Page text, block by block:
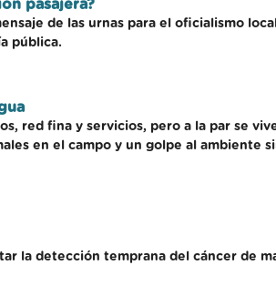
pasajera?
de las urnas para el oficialismo
pública.
red fina y servicios, pero a la par se
en el campo y un golpe al ambiente
la detección temprana del cáncer de